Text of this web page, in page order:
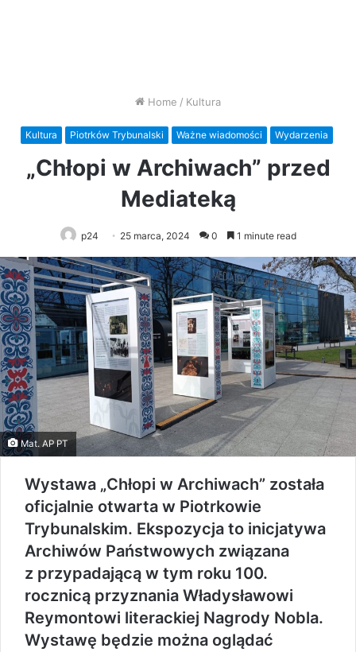
Home / Kultura
Kultura Piotrków Trybunalski Ważne wiadomości Wydarzenia
„Chłopi w Archiwach” przed
Mediateką
p24 25 marca, 2024 0 1 minute read
Mat. AP PT
Wystawa „Chłopi w Archiwach” została
oficjalnie otwarta w Piotrkowie
Trybunalskim. Ekspozycja to inicjatywa
Archiwów Państwowych związana
z przypadającą w tym roku 100.
rocznicą przyznania Władysławowi
Reymontowi literackiej Nagrody Nobla.
Wystawę będzie można oglądać